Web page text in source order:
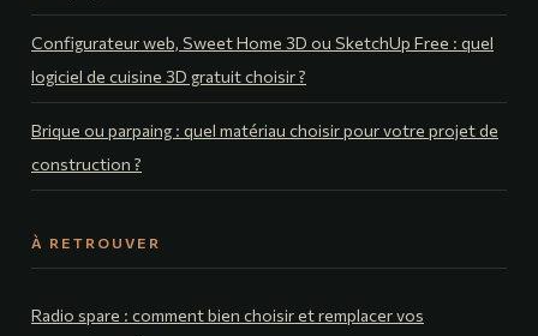
Configurateur web, Sweet Home 3D ou SketchUp Free : quel
logiciel de cuisine 3D gratuit choisir ?
Brique ou parpaing : quel matériau choisir pour votre projet de
construction ?
À RETROUVER
Radio spare : comment bien choisir et remplacer vos